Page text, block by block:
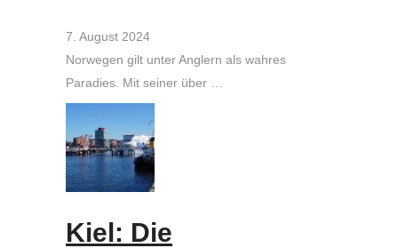
7. August 2024
Norwegen gilt unter Anglern als wahres
Paradies. Mit seiner über …
Kiel: Die